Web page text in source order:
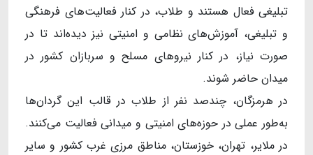
تبلیغی فعال هستند و طلاب، در کنار فعالیت‌های فرهنگی
و تبلیغی، آموزش‌های نظامی و امنیتی نیز دیده‌اند تا در
صورت نیاز، در کنار نیروهای مسلح و سربازان کشور در
میدان حاضر شوند.
در هرمزگان، چندصد نفر از طلاب در قالب این گردان‌ها
به‌طور عملی در حوزه‌های امنیتی و میدانی فعالیت می‌کنند.
در ملایر، تهران، خوزستان، مناطق مرزی غرب کشور و سایر